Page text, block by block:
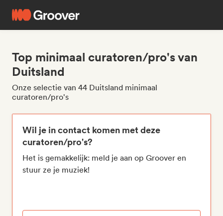
Top minimaal curatoren/pro's van
Duitsland
Onze selectie van 44 Duitsland minimaal
curatoren/pro's
Wil je in contact komen met deze
curatoren/pro's?
Het is gemakkelijk: meld je aan op Groover en
stuur ze je muziek!